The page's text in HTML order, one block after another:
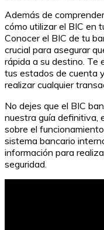
Además de
cómo utilizar el BIC en
Conocer el BIC de tu
crucial para asegurar
rápida a su destino. Te
tus estados de cuenta
realizar cualquier
No dejes que el BIC
nuestra guía definitiva,
sobre el
sistema bancario
información para
seguridad.